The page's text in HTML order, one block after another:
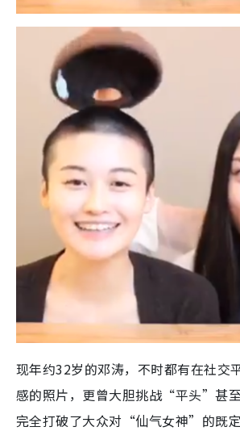
现年约32岁的邓涛，不时都有在社交
感的照片，更曾大胆挑战“平头”甚
完全打破了大众对“仙气女神”的既